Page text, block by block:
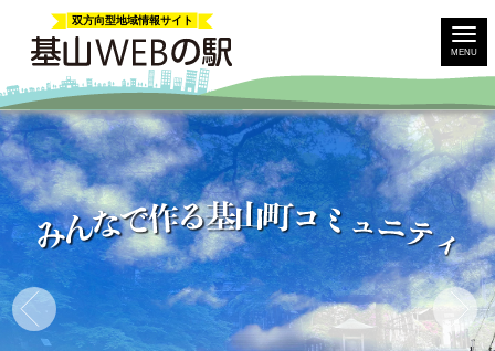
MENU
双方向型地域情報サイト